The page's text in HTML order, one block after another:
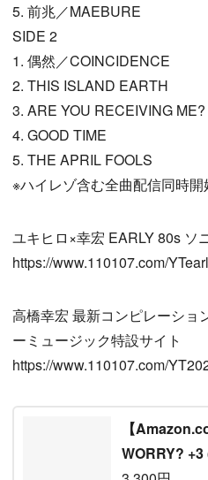
5. 前兆／MAEBURE
SIDE 2
1. 偶然／COINCIDENCE
2. THIS ISLAND EARTH
3. ARE YOU RECEIVING
4. GOOD TIME
5. THE APRIL FOOLS
※ハイレゾ含む全曲配信同時開
ユキヒロ×幸宏 EARLY 80s ソ
https://www.110107.com/
高橋幸宏 最新コンピレーショ
ーミュージック特設サイト
https://www.110107.com/
【
WORRY?